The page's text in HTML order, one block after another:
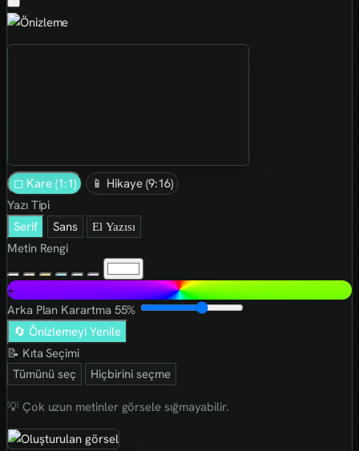
◻ Kare (1:1)
📱 Hikaye (9:16)
Yazı Tipi
Serif
Sans El Yazısı
Metin Rengi
+
Arka Plan Karartma 55%
🔄 Önizlemeyi Yenile
📝 Kıta Seçimi
Tümünü seç
Hiçbirini seçme
💡 Çok uzun metinler görsele sığmayabilir.